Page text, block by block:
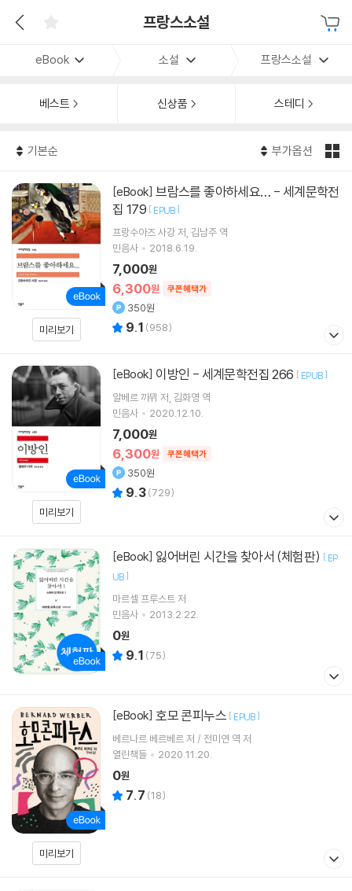
프랑스소설
eBook 소설 프랑스소설
베스트 신상품 스테디
기본순 부가옵션
미리보기
[eBook] 브람스를 좋아하세요… - 세계문학전
집 179 [ EPUB]
프랑수아즈 사강저 김남주 역
민음사
2018.6.19.
6,300원 쿠폰혜택가
7,000원
350원
9.1 (958)
미리보기
[eBook] 이방인 - 세계문학전집 266 [ EPUB]
알베르 까뮈 저 김화영 역
민음사
2020.12.10.
6,300원 쿠폰혜택가
7,000원
350원
9.3(729)
[eBook] 잃어버린 시간을 찾아서 (체험판) [ EP
UB]
마르셀 프루스트 저
민음사
2013.2.22.
0원
9.1 (75)
미리보기
[eBook] 호모 콘피누스 [ EPUB]
베르나르 베르베르 저 / 전미연 역 저
열린책들
2020.11.20.
0원
7.7 (18)